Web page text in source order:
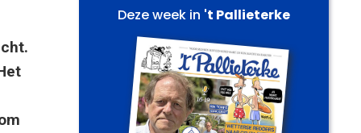
Deze week in 't Pallieterke